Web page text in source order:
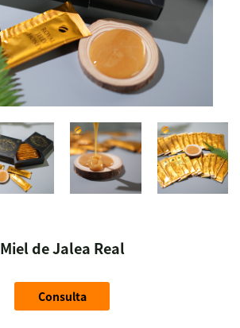
Miel de Jalea Real
Consulta